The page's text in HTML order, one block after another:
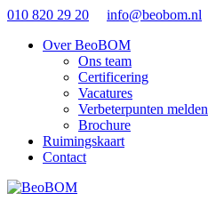
010 820 29 20
info@beobom.nl
Over BeoBOM
Ons team
Certificering
Vacatures
Verbeterpunten melden
Brochure
Ruimingskaart
Contact